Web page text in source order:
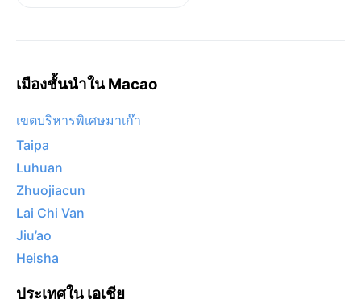
เมืองชั้นนำใน Macao
เขตบริหารพิเศษมาเก๊า
Taipa
Luhuan
Zhuojiacun
Lai Chi Van
Jiu’ao
Heisha
ประเทศใน เอเชีย